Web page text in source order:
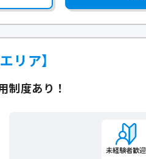
リア】
制度あり！
未経験者歓迎